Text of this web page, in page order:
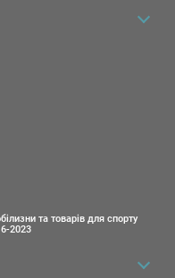
та товарів для спорту
2023